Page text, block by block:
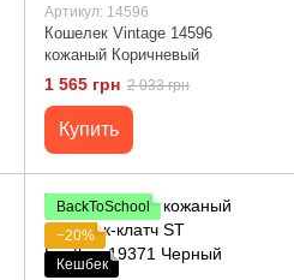
Артикул: 14596
Кошелек Vintage 14596
кожаный Коричневый
1 565 грн 2 033 грн
Купить
BackToSchool
−20%
Кешбек